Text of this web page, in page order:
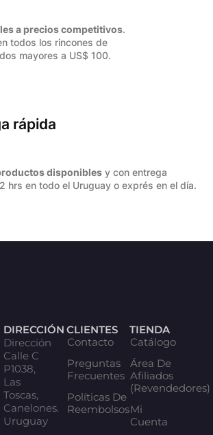
a precios competitivos.
todos los rincones de
mayores a US$ 100.
rápida
disponibles y con entrega
hrs en todo el Uruguay o exprés en el día.
DIRECCIÓN
Dirección
Calle C
P1038,
Las
Toscas,
Canelones.
Uruguay
CLIENTES
Contacto
Preguntas
Frecuentes
Políticas De
Reembolsos
TIENDA
Catálogo
Área De
Afiliados
(Revendedores)
Mi
Cuenta